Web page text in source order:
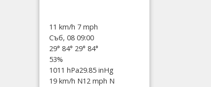
11 km/h 7 mph
Съб, 08 09:00
29° 84° 29° 84°
53%
1011 hPa29.85 inHg
19 km/h N12 mph N